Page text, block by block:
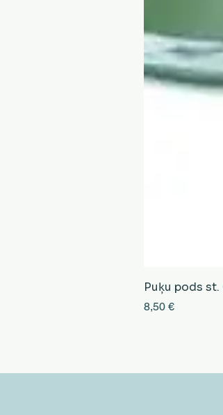
Puķu pods
Cena
8,50 €